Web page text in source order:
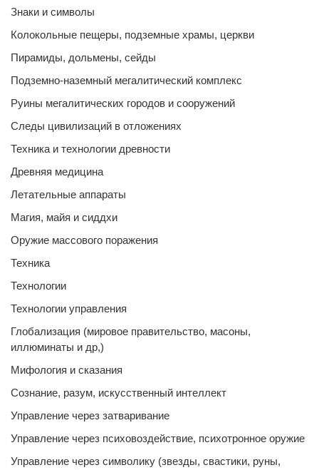
Знаки и символы
Колокольные пещеры, подземные храмы, церкви
Пирамиды, дольмены, сейды
Подземно-наземный мегалитический комплекс
Руины мегалитических городов и сооружений
Следы цивилизаций в отложениях
Техника и технологии древности
Древняя медицина
Летательные аппараты
Магия, майя и сиддхи
Оружие массового поражения
Техника
Технологии
Технологии управления
Глобализация (мировое правительство, масоны,
иллюминаты и др,)
Мифология и сказания
Сознание, разум, искусственный интеллект
Управление через затваривание
Управление через психовоздействие, психотронное оружие
Управление через символику (звезды, свастики, руны,